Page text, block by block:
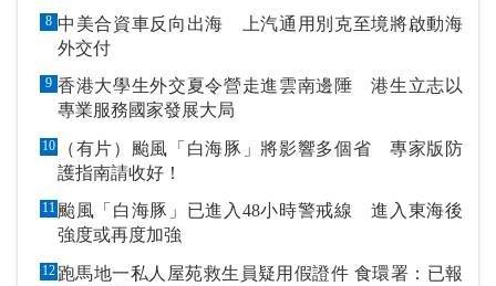
8 中美合資車反向出海 上汽通用別克至境將啟動海
外交付
9 香港大學生外交夏令營走進雲南邊陲 港生立志以
專業服務國家發展大局
10
（有片）颱風「白海豚」將影響多個省 專家版防
護指南請收好！
11 颱風「白海豚」已進入48小時警戒線 進入東海後
強度或再度加強
12 跑馬地一私人屋苑救生員疑用假證件 食環署：已報